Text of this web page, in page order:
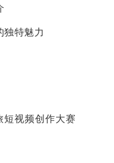
独特魅力
短视频创作大赛